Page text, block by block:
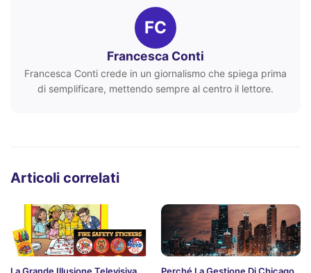
FC
Francesca Conti
Francesca Conti crede in un giornalismo che spiega prima
di semplificare, mettendo sempre al centro il lettore.
Articoli correlati